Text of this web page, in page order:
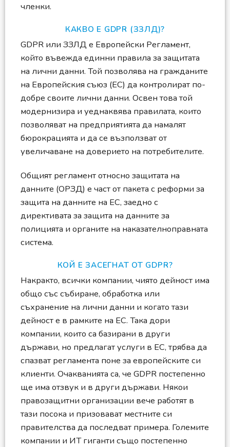
членки.
КАКВО Е GDPR (ЗЗЛД)?
GDPR или ЗЗЛД е Европейски Регламент,
който въвежда единни правила за защитата
на лични данни. Той позволява на гражданите
на Европейския съюз (ЕС) да контролират по-
добре своите лични данни. Освен това той
модернизира и уеднаквява правилата, които
позволяват на предприятията да намалят
бюрокрацията и да се възползват от
увеличаване на доверието на потребителите.
Общият регламент относно защитата на
данните (ОРЗД) е част от пакета с реформи за
защита на данните на ЕС, заедно с
директивата за защита на данните за
полицията и органите на наказателноправната
система.
КОЙ Е ЗАСЕГНАТ ОТ GDPR?
Накракто, всички компании, чиято дейност има
общо със събиране, обработка или
съхранение на лични данни и когато тази
дейност е в рамките на ЕС. Така дори
компании, които са базирани в други
държави, но предлагат услуги в ЕС, трябва да
спазват регламента поне за европейските си
клиенти. Очакванията са, че GDPR постепенно
ще има отзвук и в други държави. Някои
правозащитни организации вече работят в
тази посока и призовават местните си
правителства да последват примера. Големите
компании и ИТ гиганти също постепенно